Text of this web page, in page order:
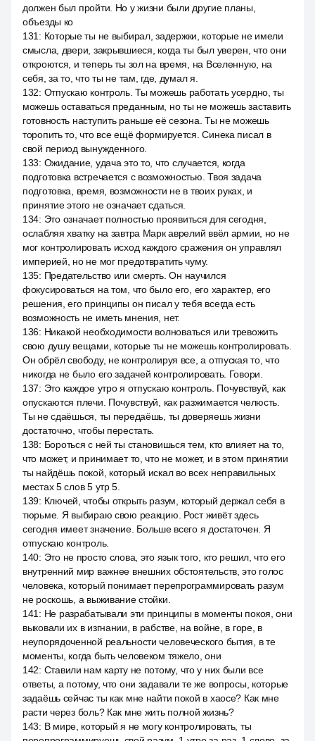
должен был пройти. Но у жизни были другие планы,
объезды ко
131 : Которые ты не выбирал, задержки, которые не имели
смысла, двери, закрывшиеся, когда ты был уверен, что они
откроются, и теперь ты зол на время, на Вселенную, на
себя, за то, что ты не там, где, думал я.
132: Отпускаю контроль. Ты можешь работать усердно, ты
можешь оставаться преданным, но ты не можешь заставить
готовность наступить раньше её сезона. Ты не можешь
торопить то, что все ещё формируется. Синека писал в
свой период вынужденного.
133: Ожидание, удача это то, что случается, когда
подготовка встречается с возможностью. Твоя задача
подготовка, время, возможности не в твоих руках, и
принятие этого не означает сдаться.
134: Это означает полностью проявиться для сегодня,
ослабляя хватку на завтра Марк аврелий ввёл армии, но не
мог контролировать исход каждого сражения он управлял
империей, но не мог предотвратить чуму.
135: Предательство или смерть. Он научился
фокусироваться на том, что было его, его характер, его
решения, его принципы он писал у тебя всегда есть
возможность не иметь мнения, нет.
136: Никакой необходимости волноваться или тревожить
свою душу вещами, которые ты не можешь контролировать.
Он обрёл свободу, не контролируя все, а отпуская то, что
никогда не было его задачей контролировать. Говори.
137: Это каждое утро я отпускаю контроль. Почувствуй, как
опускаются плечи. Почувствуй, как разжимается челюсть.
Ты не сдаёшься, ты передаёшь, ты доверяешь жизни
достаточно, чтобы перестать.
138: Бороться с ней ты становишься тем, кто влияет на то,
что может, и принимает то, что не может, и в этом принятии
ты найдёшь покой, который искал во всех неправильных
местах 5 слов 5 утр 5.
139: Ключей, чтобы открыть разум, который держал себя в
тюрьме. Я выбираю свою реакцию. Рост живёт здесь
сегодня имеет значение. Больше всего я достаточен. Я
отпускаю контроль.
140: Это не просто слова, это язык того, кто решил, что его
внутренний мир важнее внешних обстоятельств, это голос
человека, который понимает перепрограммировать разум
не роскошь, а выживание стойки.
141 : Не разрабатывали эти принципы в моменты покоя, они
выковали их в изгнании, в рабстве, на войне, в горе, в
неупорядоченной реальности человеческого бытия, в те
моменты, когда быть человеком тяжело, они
142: Ставили нам карту не потому, что у них были все
ответы, а потому, что они задавали те же вопросы, которые
задаёшь сейчас ты как мне найти покой в хаосе? Как мне
расти через боль? Как мне жить полной жизнь?
143: В мире, который я не могу контролировать, ты